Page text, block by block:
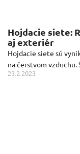
Hojdacie siete:
aj exteriér
23.2.2023
Hojdacie siete sú
na čerstvom vzduchu.